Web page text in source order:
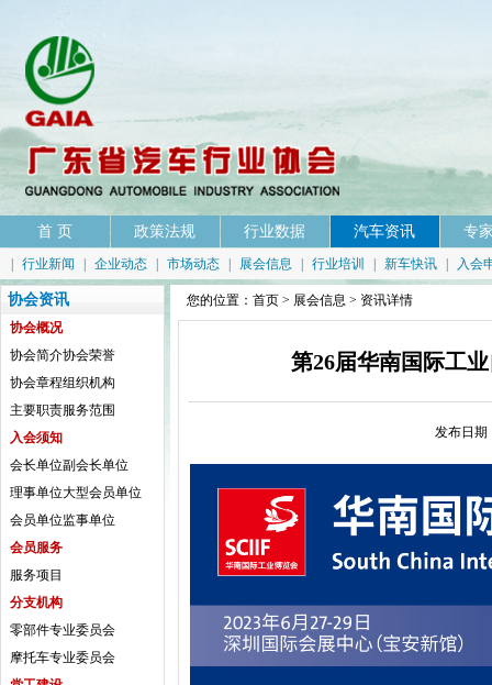
首 页 政策法规 行业数据 汽车资讯 专
行业新闻 企业动态 市场动态 展会信息 行业培训 新车快讯 入会
协会资讯
协会概况
协会简介协会荣誉
协会章程组织机构
主要职责服务范围
入会须知
会长单位副会长单位
理事单位大型会员单位
会员单位监事单位
会员服务
服务项目
分支机构
零部件专业委员会
摩托车专业委员会
您的位置： 首页 > 展会信息 > 资讯详情
第26届华南国际工
发布日期